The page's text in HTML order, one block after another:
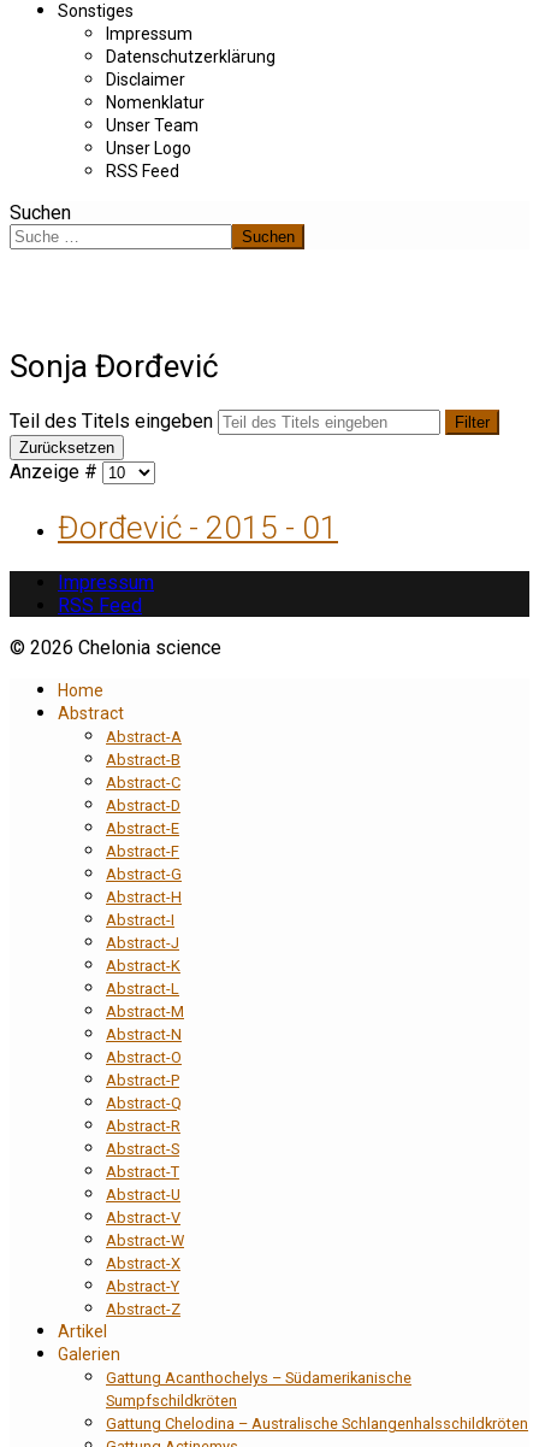
Sonstiges
Impressum
Datenschutzerklärung
Disclaimer
Nomenklatur
Unser Team
Unser Logo
RSS Feed
Suchen
Suchen
Sonja Đorđević
Teil des Titels eingeben
Filter
Zurücksetzen
Anzeige #
Đorđević - 2015 - 01
Impressum
RSS Feed
© 2026 Chelonia science
Home
Abstract
Abstract-A
Abstract-B
Abstract-C
Abstract-D
Abstract-E
Abstract-F
Abstract-G
Abstract-H
Abstract-I
Abstract-J
Abstract-K
Abstract-L
Abstract-M
Abstract-N
Abstract-O
Abstract-P
Abstract-Q
Abstract-R
Abstract-S
Abstract-T
Abstract-U
Abstract-V
Abstract-W
Abstract-X
Abstract-Y
Abstract-Z
Artikel
Galerien
Gattung Acanthochelys – Südamerikanische
Sumpfschildkröten
Gattung Chelodina – Australische Schlangenhalsschildkröten